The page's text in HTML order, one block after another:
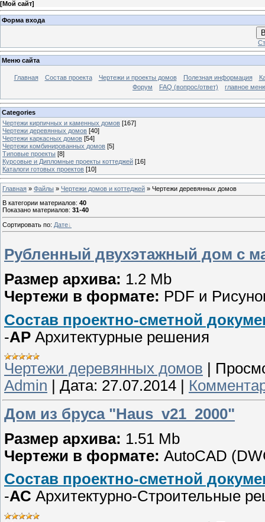
[Мой сайт]
Форма входа
Меню сайта
Главная Состав проекта Чертежи и проекты домов Полезная информация
Форум
FAQ (вопрос/ответ) главное
Categories
Чертежи кирпичных и каменных домов [167]
Чертежи деревянных домов [40]
Чертежи каркасных домов [54]
Чертежи комбинированных домов [5]
Типовые проекты [8]
Курсовые и Дипломные проекты коттеджей [16]
Каталоги готовых проектов [10]
Главная » Файлы » Чертежи домов и коттеджей » Чертежи деревянных домов
В категории материалов: 40
Показано материалов: 31-40
Сортировать по: Дате
Рубленный двухэтажный дом с
Размер архива: 1.2 Mb
Чертежи в формате: PDF и
Состав проектно-сметной
-АР Архитектурные решения
Чертежи деревянных домов
Admin
Дата: 27.07.2014
Дом из бруса "Haus_v21_2000"
Размер архива: 1.51 Mb
Чертежи в формате: AutoCAD
Состав проектно-сметной
-АС Архитектурно-Строительные